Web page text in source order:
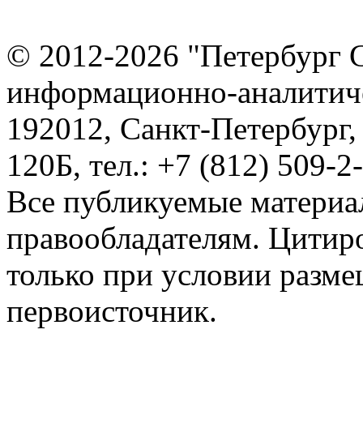
© 2012-2026 "Петербург
информационно-
192012, Санкт-
120Б, тел.: +7 (812) 509-
Все публикуемые
правообладателям.
только при условии
первоисточник.